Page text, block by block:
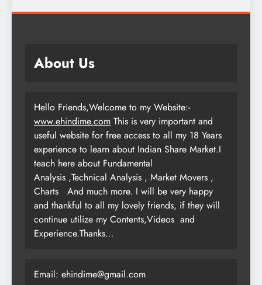
About Us
Hello Friends,Welcome to my Website:-
www.ehindime.com This is very important and
useful website for free access to all my 18 Years
experience to learn about Indian Share Market.I
teach here about Fundamental
Analysis ,Technical Analysis , Market Movers ,
Charts
And much more. I will be very happy
and thankful to all my lovely friends, if they will
continue utilize my Contents,Videos and
Experience.Thanks…
Email: ehindime@gmail.com